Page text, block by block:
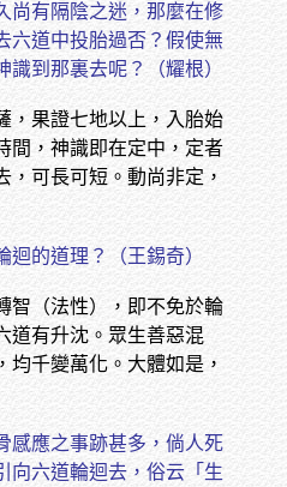
尚有隔陰之迷，那麼在修
六道中投胎過否？假使無
識到那裏去呢？（耀根）
，果證七地以上，入胎始
間，神識即在定中，定者
，可長可短。動尚非定，
迴的道理？（王錫奇）
智（法性），即不免於輪
道有升沈。眾生善惡混
均千變萬化。大體如是，
感應之事跡甚多，倘人死
向六道輪迴去，俗云「生